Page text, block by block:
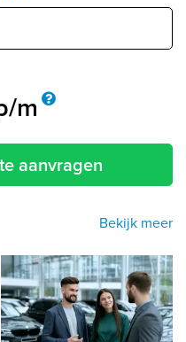
m
aanvragen
Bekijk meer